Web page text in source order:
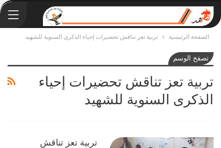
الصفحة الرئيسية تربية تعز تناقش تحضيرات إحياء الذكرى السنوية للشهيد
تصفح الوسم
تربية تعز تناقش تحضيرات إحياء
الذكرى السنوية للشهيد
تربية تعز تناقش